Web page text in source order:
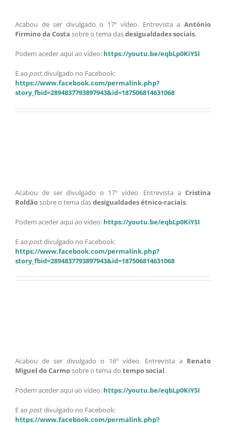
Acabou de ser divulgado o 17º vídeo. Entrevista a António
Firmino da Costa sobre o tema dasdesigualdades sociais.
Podem aceder aqui ao vídeo: https://youtu.be/eqbLp0KiYSI
E ao post divulgado no Facebook:
https://www.facebook.com/permalink.php?
story_fbid=2894837793897943&id=187506814631068
Acabou de ser divulgado o 17º vídeo. Entrevista a Cristina
Roldãosobre o tema dasdesigualdades étnico-raciais.
Podem aceder aqui ao vídeo: https://youtu.be/eqbLp0KiYSI
E ao post divulgado no Facebook:
https://www.facebook.com/permalink.php?
story_fbid=2894837793897943&id=187506814631068
Acabou de ser divulgado o 16º vídeo. Entrevista a Renato
Miguel do Carmosobre o tema do tempo social.
Podem aceder aqui ao vídeo: https://youtu.be/eqbLp0KiYSI
E ao post divulgado no Facebook:
https://www.facebook.com/permalink.php?